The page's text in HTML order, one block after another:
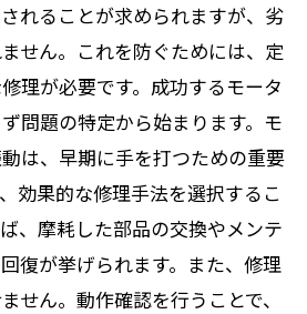
れることが求められますが、劣
せん。これを防ぐためには、定
理が必要です。成功するモータ
問題の特定から始まります。モ
は、早期に手を打つための重要
効果的な修理手法を選択するこ
、摩耗した部品の交換やメンテ
復が挙げられます。また、修理
せん。動作確認を行うことで、